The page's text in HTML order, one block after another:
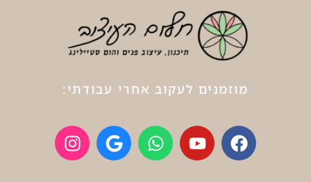
מוזמנים לעקוב אחרי עבודתי: